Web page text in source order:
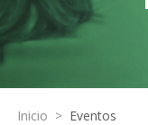
Inicio > Eventos